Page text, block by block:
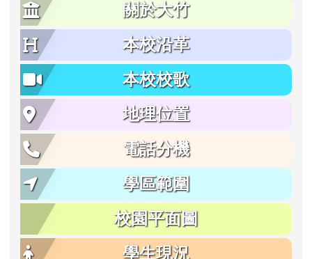
關於大竹
本校沿革
本校校歌
地理位置
電話分機
學區範圍
校園平面圖
學生現況